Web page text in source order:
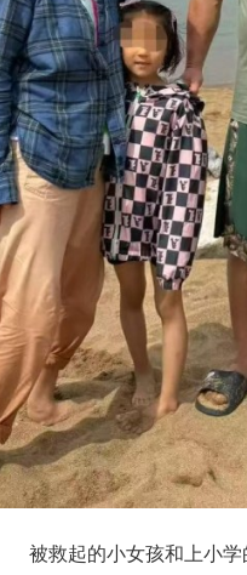
被救起的小女孩和上小